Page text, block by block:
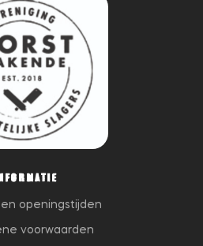
openingstijden
voorwaarden